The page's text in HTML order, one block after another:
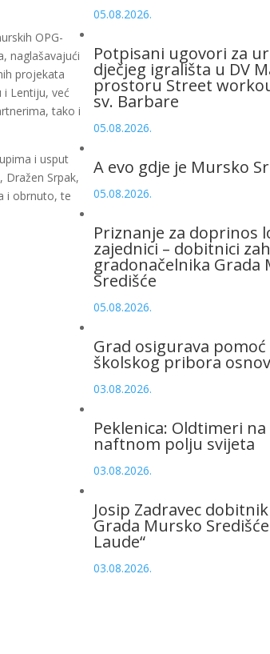
OPG-
naglašavajući
projekata
i Lentiju, već
tako i
i usput
Dražen Srpak,
i obrnuto, te
05.08.2026.
Potpisani ugovori za
dječjeg igrališta u DV
prostoru Street
sv. Barbare
05.08.2026.
A evo gdje je Mursko
05.08.2026.
Priznanje za doprinos
zajednici – dobitnici
gradonačelnika Grada
Središće
05.08.2026.
Grad osigurava
školskog pribora
03.08.2026.
Peklenica: Oldtimeri
naftnom polju svijeta
03.08.2026.
Josip Zadravec
Grada Mursko
Laude“
03.08.2026.